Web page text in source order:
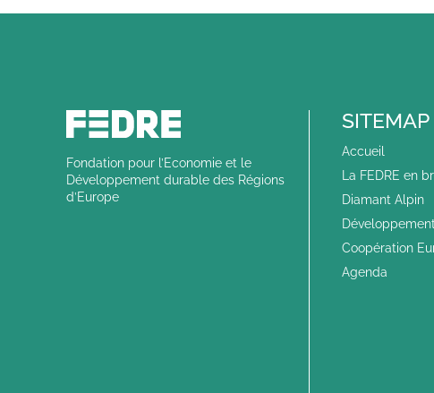
Fondation pour l’Economie et le
Développement durable des Régions
d’Europe
SITEMAP
Accueil
La FEDRE en
Diamant Alpin
Coopération
Agenda